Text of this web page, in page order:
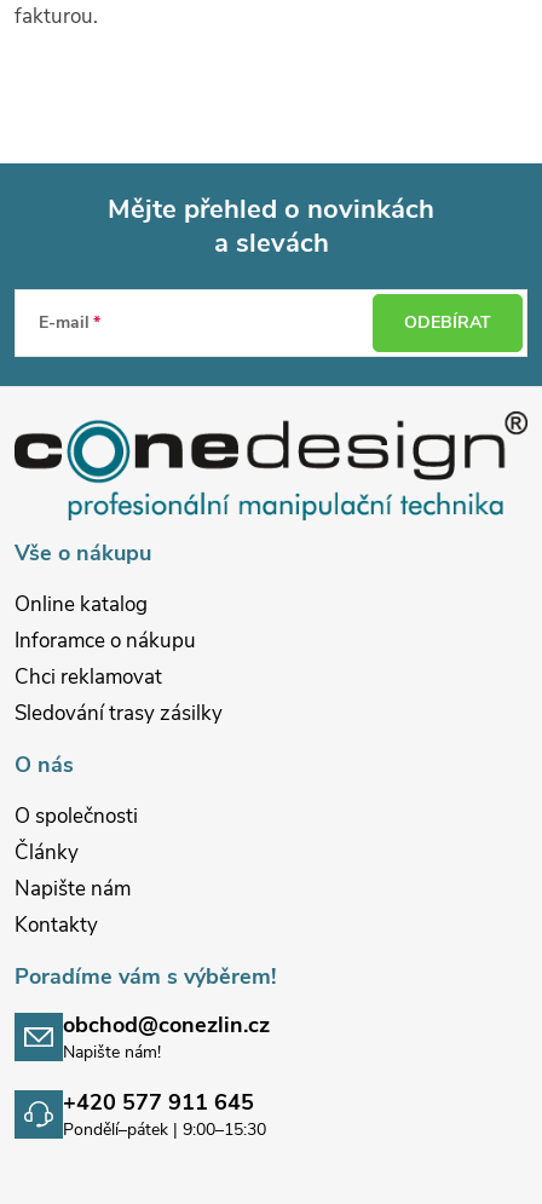
fakturou.
p
a
Mějte přehled o novinkách
a slevách
E-mail ODEBÍRAT
Vše o nákupu
Online katalog
Inforamce o nákupu
Chci reklamovat
Sledování trasy zásilky
O nás
O společnosti
Články
Napište nám
Kontakty
Poradíme vám s výběrem!
obchod@conezlin.cz
Napište nám!
+420 577 911 645
Pondělí–pátek | 9:00–15:30